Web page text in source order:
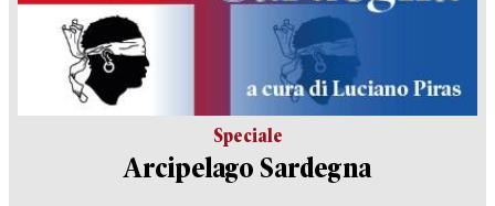
Speciale
Arcipelago Sardegna